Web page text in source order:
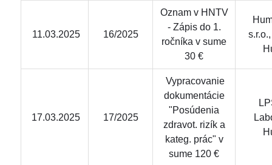
11.03.2025 16/2025
Oznam v HNTV
- Zápis do 1.
ročníka v sume
30 €
17.03.2025 17/2025
Vypracovanie
dokumentácie
"Posúdenia
zdravot. rizík a
kateg. prác" v
sume 120 €